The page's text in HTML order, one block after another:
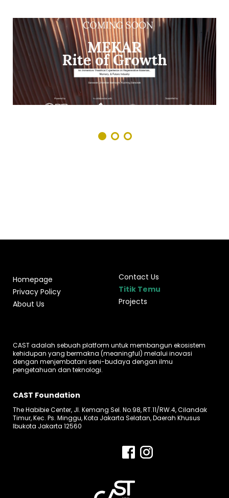
Homepage
Privacy Policy
About Us
Contact Us
Titik Temu
Projects
CAST adalah sebuah platform untuk membangun ekosistem
kehidupan yang bermakna (meaningful) melalui inovasi
dengan menjembatani seni-budaya dengan ilmu
pengetahuan dan teknologi.
CAST Foundation
The Habibie Center, Jl. Kemang Sel. No.98, RT.11/RW.4, Cilandak
Timur, Kec. Ps. Minggu, Kota Jakarta Selatan, Daerah Khusus
Ibukota Jakarta 12560